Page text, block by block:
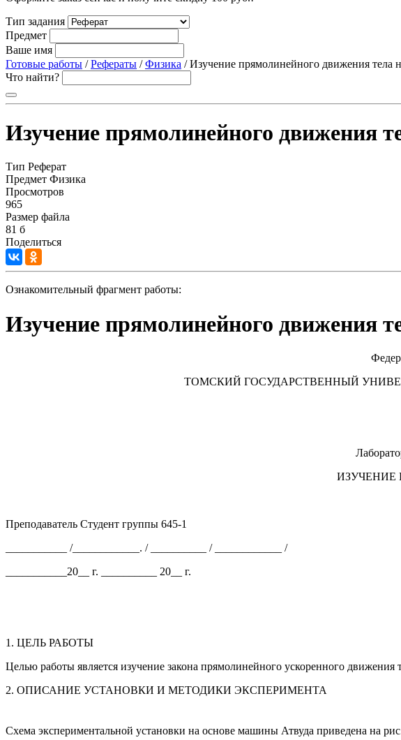
Тип задания
Предмет
Ваше имя
Готовые работы /Рефераты /Физика / Изучение прямолинейного движения тела
Что найти?
Изучение прямолинейного движения
Тип Реферат
Предмет Физика
Просмотров
965
Размер файла
81 б
Поделиться
Ознакомительный фрагмент работы:
Изучение прямолинейного движения
ТОМСКИЙ ГОСУДАРСТВЕННЫЙ
Преподаватель Студент группы 645-1
___________ /____________. / __________ / ____________ /
___________20__ г. __________ 20__ г.
1. ЦЕЛЬ РАБОТЫ
Целью работы является изучение закона прямолинейного ускоренного
2. ОПИСАНИЕ УСТАНОВКИ И МЕТОДИКИ ЭКСПЕРИМЕНТА
Схема экспериментальной установки на основе машины Атвуда приведена на